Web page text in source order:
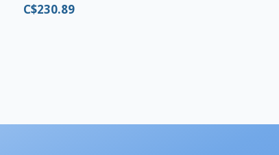
C$230.89